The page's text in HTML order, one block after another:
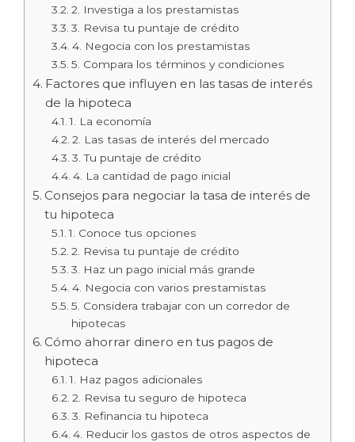
2. Investiga a los prestamistas
3. Revisa tu puntaje de crédito
4. Negocia con los prestamistas
5. Compara los términos y condiciones
Factores que influyen en las tasas de interés
de la hipoteca
1. La economía
2. Las tasas de interés del mercado
3. Tu puntaje de crédito
4. La cantidad de pago inicial
Consejos para negociar la tasa de interés de
tu hipoteca
1. Conoce tus opciones
2. Revisa tu puntaje de crédito
3. Haz un pago inicial más grande
4. Negocia con varios prestamistas
5. Considera trabajar con un corredor de
hipotecas
Cómo ahorrar dinero en tus pagos de
hipoteca
1. Haz pagos adicionales
2. Revisa tu seguro de hipoteca
3. Refinancia tu hipoteca
4. Reducir los gastos de otros aspectos de